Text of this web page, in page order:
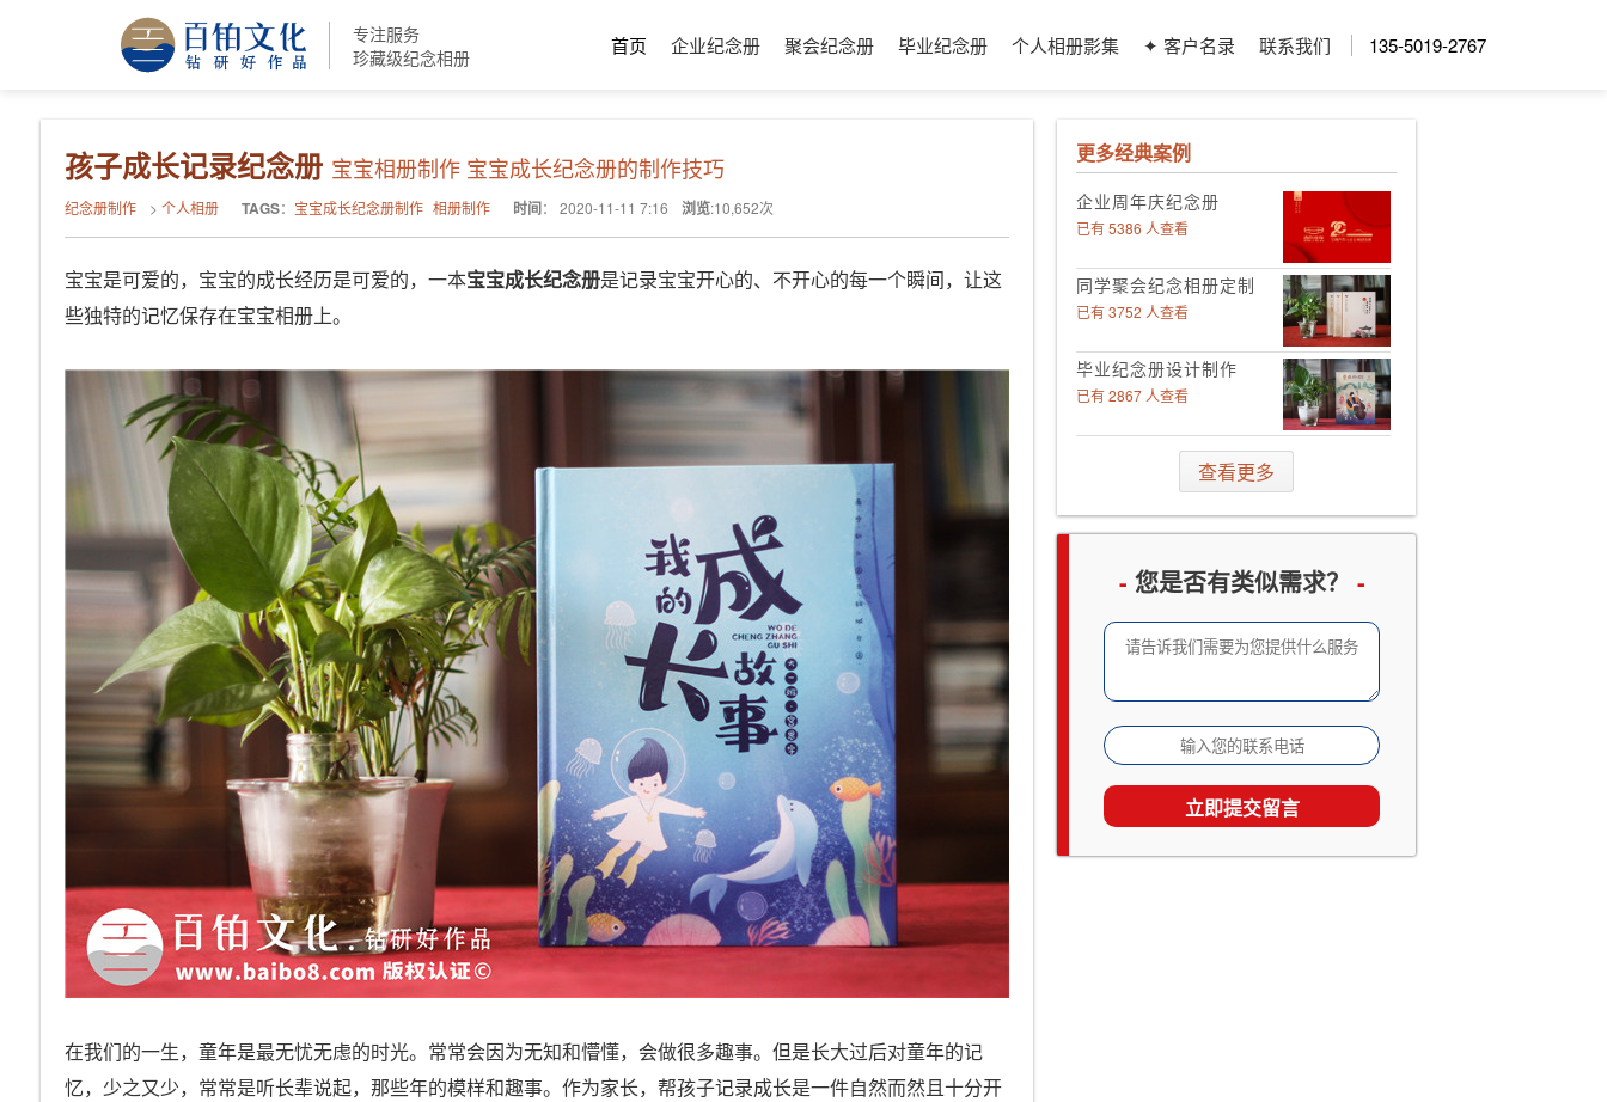
专注服务
珍藏级纪念相册
首页 企业纪念册 聚会纪念册 毕业纪念册 个人相册影集 ✦ 客户名录 联系我们 135-5019-2767
孩子成长记录纪念册 宝宝相册制作 宝宝成长纪念册的制作技巧
纪念册制作 > 个人相册 TAGS： 宝宝成长纪念册制作 相册制作 时间： 2020-11-11 7:16 浏览:10,652次
宝宝是可爱的，宝宝的成长经历是可爱的，一本宝宝成长纪念册是记录宝宝开心的、不开心的每一个瞬间，让这
些独特的记忆保存在宝宝相册上。
在我们的一生，童年是最无忧无虑的时光。常常会因为无知和懵懂，会做很多趣事。但是长大过后对童年的记
忆，少之又少，常常是听长辈说起，那些年的模样和趣事。作为家长，帮孩子记录成长是一件自然而然且十分开
更多经典案例
企业周年庆纪念册
已有 5386 人查看
同学聚会纪念相册定制
已有 3752 人查看
毕业纪念册设计制作
已有 2867 人查看
领导工作影集定制
企业邮册设计定制
成长留念及成人礼相册
已有 2533 人查看
家庭及生日相册影集
已有 1867 人查看
旅行照片书定制
已有 1538 人查看
查看更多
- 您是否有类似需求？ -